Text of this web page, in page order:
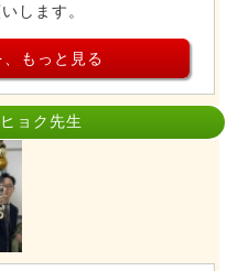
します。
もっと見る
ョク先生